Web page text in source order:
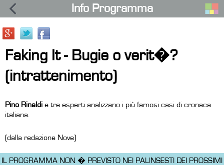
Info Programma
Faking It - Bugie o verit�?
(intrattenimento)
Pino Rinaldi e tre esperti analizzano i più famosi casi di cronaca
italiana.
(dalla redazione Nove)
IL PROGRAMMA NON � PREVISTO NEI PALINSESTI DEI PROSSIMI